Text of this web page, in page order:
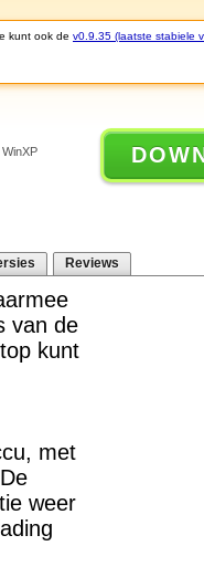
kunt ook de v0.9.35 (laatste stabiele
Reviews
van de
kunt
met
weer